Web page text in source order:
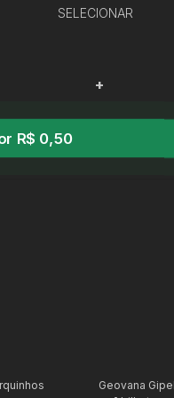
SELECIONAR
+
R$ 0,50
Geovana